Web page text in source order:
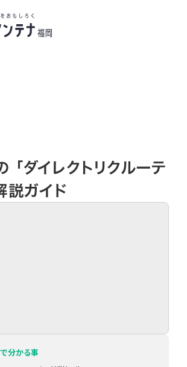
「ダイレクトリクルーテ
説ガイド
分かる事